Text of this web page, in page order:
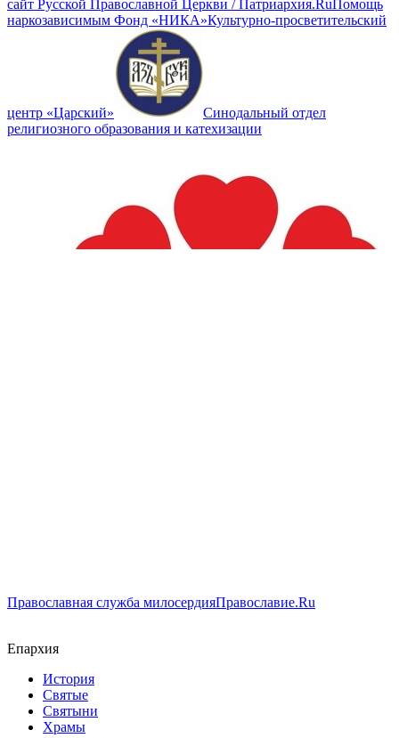
сайт Русской Православной Церкви / Патриархия.RuПомощь
наркозависимым Фонд «НИКА»Культурно-просветительский
центр «Царский»
Синодальный отдел
религиозного образования и катехизации
Православная служба милосердияПравославие.Ru
Епархия
История
Святые
Святыни
Храмы